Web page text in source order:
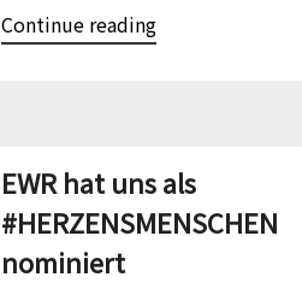
Continue reading
EWR hat uns als
#HERZENSMENSCHEN
nominiert